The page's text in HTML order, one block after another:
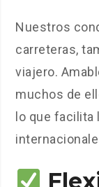
Nuestros
carreteras,
viajero.
muchos de
lo que